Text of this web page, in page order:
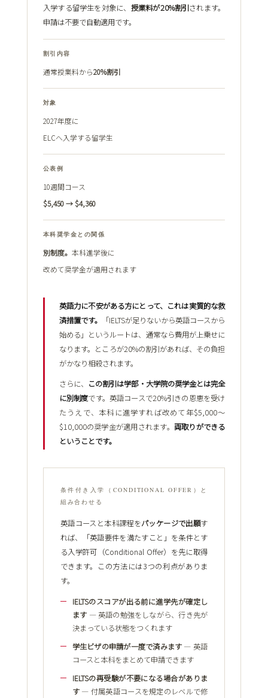
入学する留学生を対象に、 授業料が20%割引されます。
申請は不要で自動適用です。
割引内容
通常授業料から20%割引
対象
2027年度に
ELCへ入学する留学生
公表例
10週間コース
$5,450 → $4,360
本科奨学金との関係
別制度。 本科進学後に
改めて奨学金が適用されます
英語力に不安がある方にとって、これは実質的な救
済措置です。
「IELTSが足りないから英語コースから
始める」というルートは、通常なら費用が上乗せに
なります。ところが20%の割引があれば、その負担
がかなり相殺されます。
さらに、
この割引は学部・大学院の奨学金とは完全
に別制度です。英語コースで20%引きの恩恵を受け
たうえで、本科に進学すれば改めて年$5,000〜
$10,000の奨学金が適用されます。 両取りができる
ということです。
条件付き入学（CONDITIONAL OFFER）と
組み合わせる
英語コースと本科課程をパッケージで出願す
れば、「英語要件を満たすこと」を条件とす
る入学許可（Conditional Offer）を先に取得
できます。この方法には3つの利点がありま
す。
IELTSのスコアが出る前に進学先が確定し
ます ― 英語の勉強をしながら、行き先が
決まっている状態をつくれます
学生ビザの申請が一度で済みます ― 英語
コースと本科をまとめて申請できます
IELTSの再受験が不要になる場合がありま
す ― 付属英語コースを規定のレベルで修